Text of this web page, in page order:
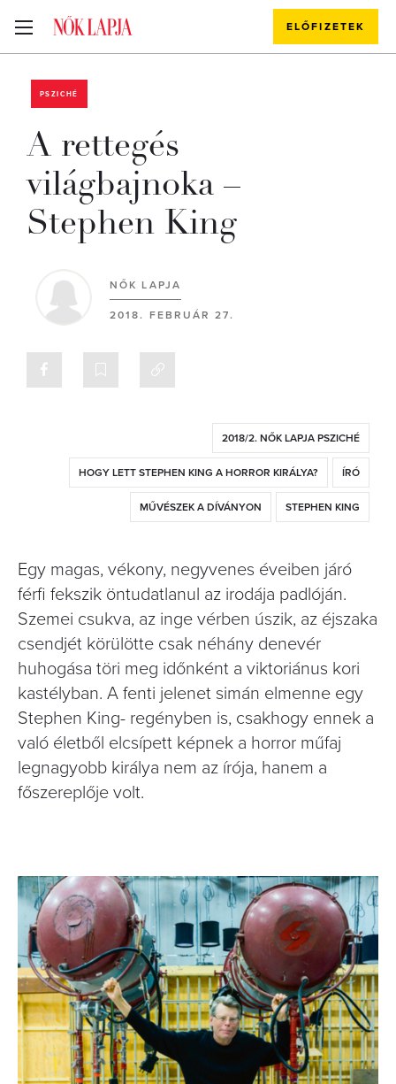
ELŐFIZETEK
PSZICHÉ
A rettegés
világbajnoka –
Stephen King
NŐK LAPJA
2018. FEBRUÁR 27.
2018/2. NŐK LAPJA PSZICHÉ
HOGY LETT STEPHEN KING A HORROR KIRÁLYA? ÍRÓ
MŰVÉSZEK A DÍVÁNYON STEPHEN KING
Egy magas, vékony, negyvenes éveiben járó
férfi fekszik öntudatlanul az irodája padlóján.
Szemei csukva, az inge vérben úszik, az éjszaka
csendjét körülötte csak néhány denevér
huhogása töri meg időnként a viktoriánus kori
kastélyban. A fenti jelenet simán elmenne egy
Stephen King- regényben is, csakhogy ennek a
való életből elcsípett képnek a horror műfaj
legnagyobb királya nem az írója, hanem a
főszereplője volt.